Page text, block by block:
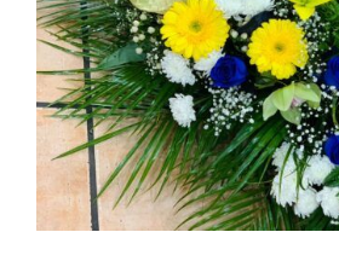
DETALLES